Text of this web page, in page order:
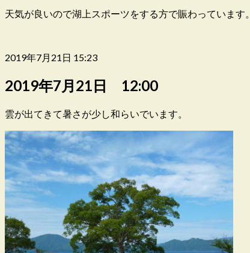
天気が良いので湖上スポーツをする方で賑わっています。
2019年7月21日 15:23
2019年7月21日 12:00
雲が出てきて暑さが少し和らいでいます。